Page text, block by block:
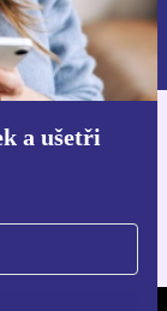
a ušetři